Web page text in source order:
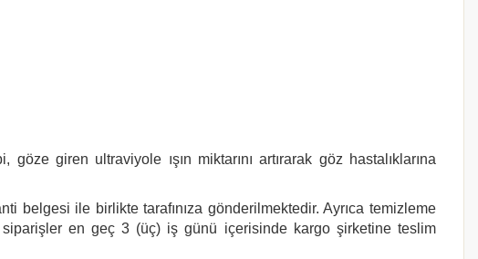
giren ultraviyole ışın miktarını artırarak göz hastalıklarına
ile birlikte tarafınıza gönderilmektedir. Ayrıca temizleme
en geç 3 (üç) iş günü içerisinde kargo şirketine teslim